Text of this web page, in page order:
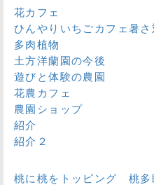
花カフェ
ひんやりいちごカフェ暑さ
多肉植物
土方洋蘭園の今後
遊びと体験の農園
花農カフェ
農園ショップ
紹介
紹介２
桃に桃をトッピング 桃多